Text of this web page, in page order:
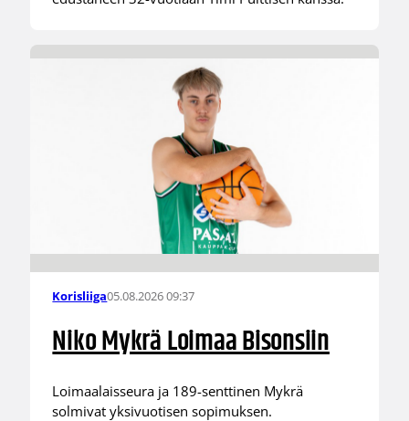
Korisliiga05.08.2026 09:37
Niko Mykrä Loimaa Bisonsiin
Loimaalaisseura ja 189-senttinen Mykrä
solmivat yksivuotisen sopimuksen.